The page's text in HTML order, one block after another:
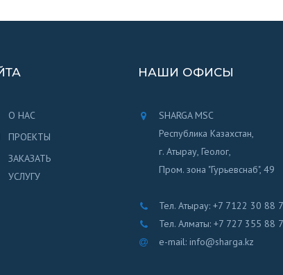
О НАС
ПРОЕКТЫ
ЗАКАЗАТЬ
УСЛУГУ
НАШИ ОФИСЫ
SHARGA MSC
Республика Казахстан,
г. Атырау, Геолог,
Пром. зона "Гурьевснаб", 49
Тел. Атырау: +7 7122 30 88
Тел. Алматы: +7 727 355 88
e-mail: info@sharga.kz